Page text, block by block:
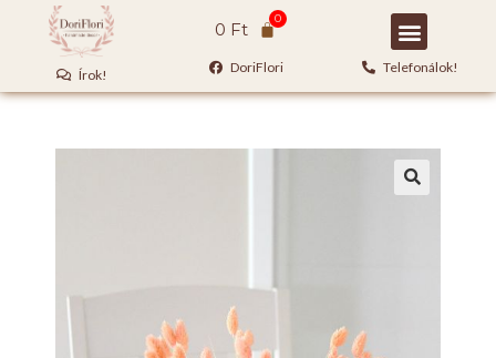
Írok!
0 Ft
DoriFlori Telefonálok!